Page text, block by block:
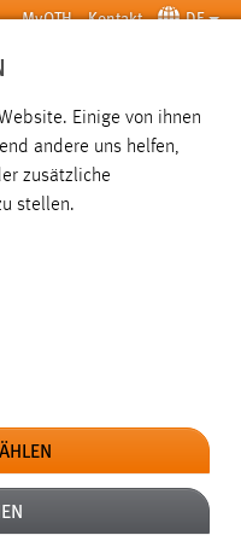
MyOTH Kontakt DE
SUCHE
Amberg-Weiden
schnell
Minesoft
Einige von ihnen
andere uns helfen,
zusätzliche
stellen.